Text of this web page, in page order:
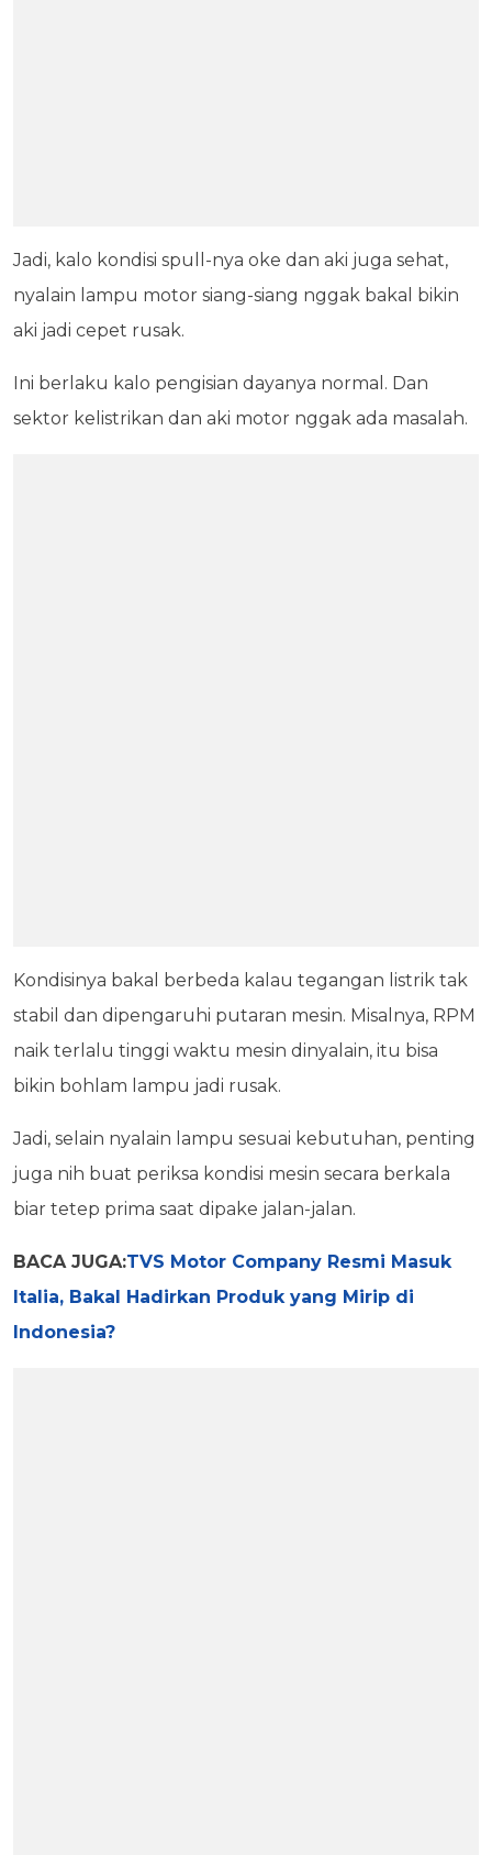
Jadi, kalo kondisi spull-nya oke dan aki juga sehat,
nyalain lampu motor siang-siang nggak bakal bikin
aki jadi cepet rusak.
Ini berlaku kalo pengisian dayanya normal. Dan
sektor kelistrikan dan aki motor nggak ada masalah.
Kondisinya bakal berbeda kalau tegangan listrik tak
stabil dan dipengaruhi putaran mesin. Misalnya, RPM
naik terlalu tinggi waktu mesin dinyalain, itu bisa
bikin bohlam lampu jadi rusak.
Jadi, selain nyalain lampu sesuai kebutuhan, penting
juga nih buat periksa kondisi mesin secara berkala
biar tetep prima saat dipake jalan-jalan.
BACA JUGA:TVS Motor Company Resmi Masuk
Italia, Bakal Hadirkan Produk yang Mirip di
Indonesia?